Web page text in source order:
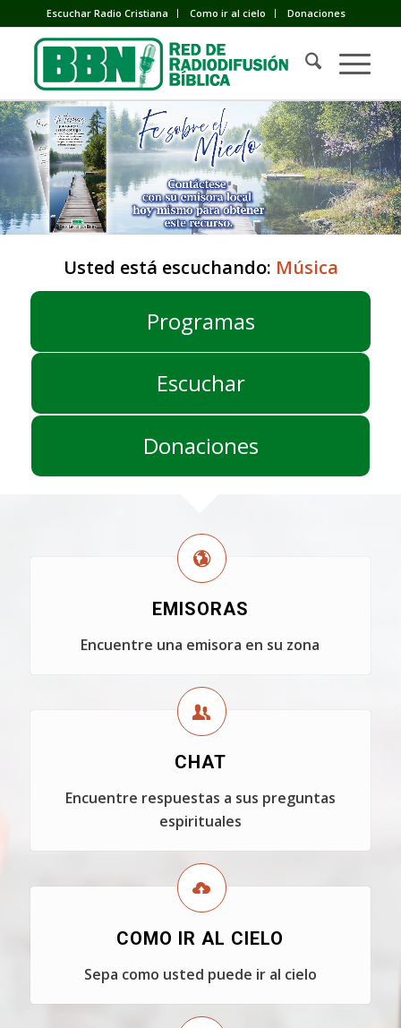
Escuchar Radio Cristiana Como ir al cielo Donaciones
Usted está escuchando: Música
Programas
Escuchar
Donaciones
EMISORAS
Encuentre una emisora en su zona
CHAT
Encuentre respuestas a sus preguntas
espirituales
COMO IR AL CIELO
Sepa como usted puede ir al cielo